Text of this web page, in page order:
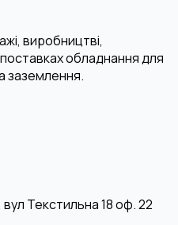
виробництві,
обладнання для
заземлення.
Текстильна 18 оф. 22